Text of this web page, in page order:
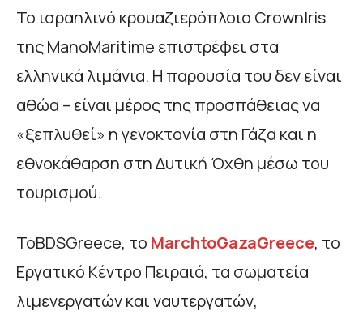
Το ισραηλινό κρουαζιερόπλοιο CrownIris
της ManoMaritime επιστρέφει στα
ελληνικά λιμάνια. Η παρουσία του δεν είναι
αθώα – είναι μέρος της προσπάθειας να
«ξεπλυθεί» η γενοκτονία στη Γάζα και η
εθνοκάθαρση στη Δυτική Όχθη μέσω του
τουρισμού.
ToBDSGreece, το MarchtoGazaGreece, το
Εργατικό Κέντρο Πειραιά, τα σωματεία
λιμενεργατών και ναυτεργατών,